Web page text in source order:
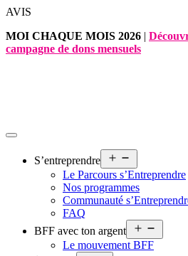
Aller
contenu
AVIS
MOI CHAQUE MOIS 2026 |
campagne de dons mensuels
S’entreprendre
le
menu
Le Parcours s’Entreprendre
Nos programmes
Communauté
FAQ
BFF avec ton argent
le
Le mouvement BFF